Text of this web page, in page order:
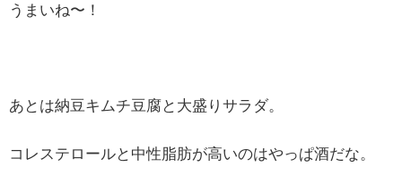
うまいね〜！
あとは納豆キムチ豆腐と大盛りサラダ。
コレステロールと中性脂肪が高いのはやっぱ酒だな。